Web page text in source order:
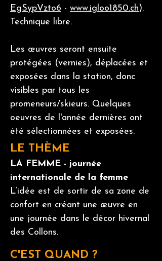
EgSypVzto6 - www.igloo1850.ch).
Technique libre.
Les œuvres seront ensuite
protégées (vernies), déplacées et
exposées dans la station, donc
visibles par tous les
promeneurs/skieurs. Quelques
oeuvres de l'année dernières ont
été sélectionnées et exposées.
LE THÈME
LA FEMME - journée
internationale de la femme
L’idée est de sortir de sa zone de
confort en créant une œuvre en
une journée dans le décor hivernal
des Collons.
C'EST QUAND ?